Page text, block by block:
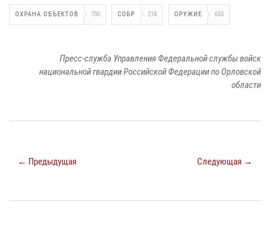
ОХРАНА ОБЪЕКТОВ 700 СОБР 218 ОРУЖИЕ 653
Пресс-служба Управления Федеральной службы войск
национальной гвардии Российской Федерации по Орловской
области
← Предыдущая Следующая →